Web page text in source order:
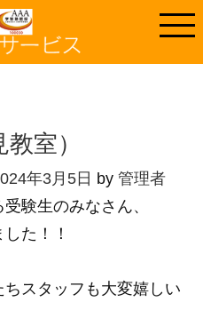
教室）
年3月5日 by 管理者
験生のみなさん、
した！！
スタッフも大変嬉しい